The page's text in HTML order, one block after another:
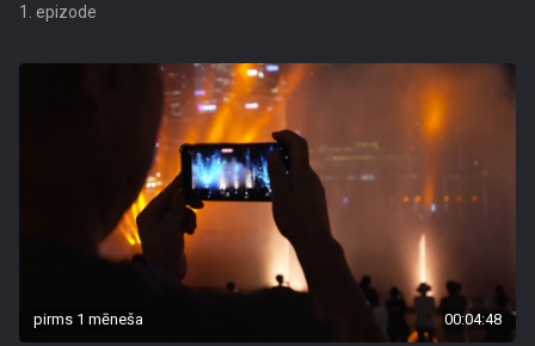
1. epizode
pirms 1 mēneša 00:04:48